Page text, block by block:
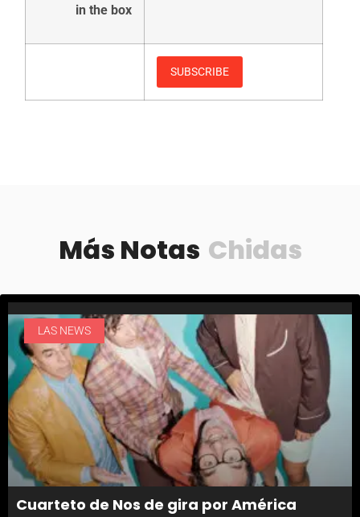
in the box
Más Notas Chidas
LAS NEWS
Cuarteto de Nos de gira por América